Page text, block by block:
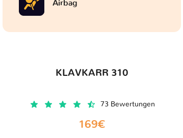
Airbag
KLAVKARR 310
73 Bewertungen
169€